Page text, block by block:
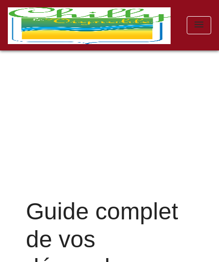
menu
Guide complet
de vos